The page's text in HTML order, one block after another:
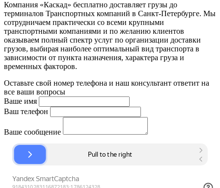
Компания «Каскад» бесплатно доставляет грузы до
терминалов Транспортных компаний в Санкт-Петербурге. Мы
сотрудничаем практически со всеми крупными
транспортными компаниями и по желанию клиентов
оказываем полный спектр услуг по организации доставки
грузов, выбирая наиболее оптимальный вид транспорта в
зависимости от пункта назначения, характера груза и
временных факторов.
Оставьте свой номер телефона и наш консультант ответит на
все ваши вопросы
Ваше имя
Ваш телефон
Ваше сообщение